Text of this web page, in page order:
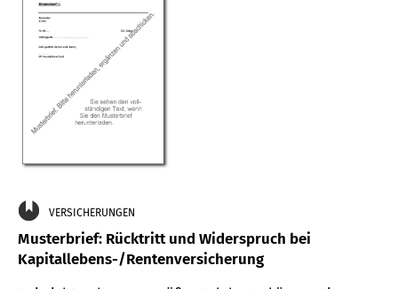
VERSICHERUNGEN
Musterbrief: Rücktritt und Widerspruch bei
Kapitallebens-/Rentenversicherung